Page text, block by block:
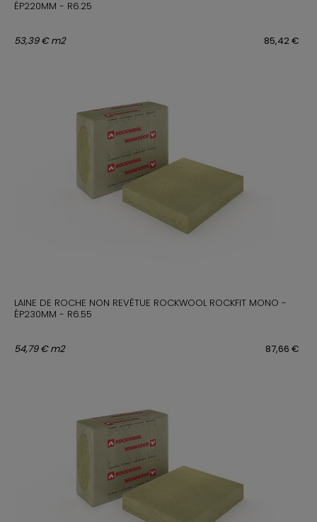
ÉP220MM - R6.25
85,42 €
53,39 € m2
LAINE DE ROCHE NON REVÊTUE ROCKWOOL ROCKFIT MONO -
ÉP230MM - R6.55
87,66 €
54,79 € m2